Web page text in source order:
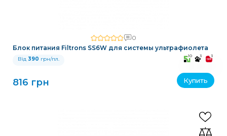
0
Блок питания Filtrons SS6W для системы ультрафиолета
Від 390 грн/пл. 10 3 3
816 грн Купить